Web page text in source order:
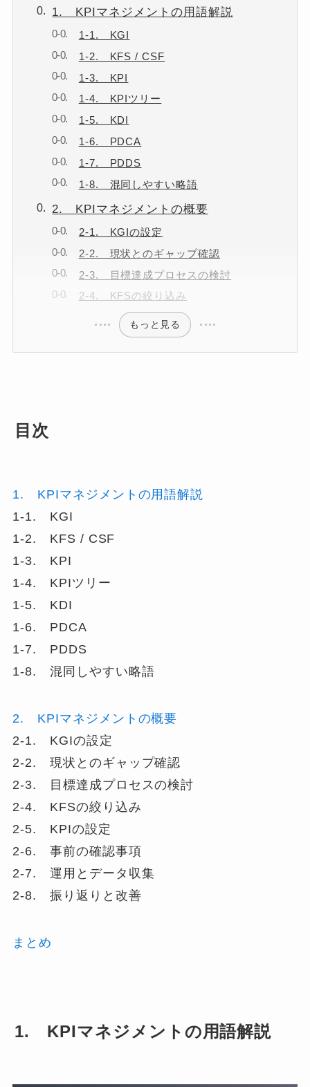
1. KPIマネジメントの用語解説
1-1. KGI
1-2. KFS / CSF
1-3. KPI
1-4. KPIツリー
1-5. KDI
1-6. PDCA
1-7. PDDS
1-8. 混同しやすい略語
2. KPIマネジメントの概要
2-1. KGIの設定
2-2. 現状とのギャップ確認
2-3. 目標達成プロセスの検討
2-4. KFSの絞り込み
もっと見る
目次
1. KPIマネジメントの用語解説
1-1. KGI
1-2. KFS / CSF
1-3. KPI
1-4. KPIツリー
1-5. KDI
1-6. PDCA
1-7. PDDS
1-8. 混同しやすい略語
2. KPIマネジメントの概要
2-1. KGIの設定
2-2. 現状とのギャップ確認
2-3. 目標達成プロセスの検討
2-4. KFSの絞り込み
2-5. KPIの設定
2-6. 事前の確認事項
2-7. 運用とデータ収集
2-8. 振り返りと改善
まとめ
1. KPIマネジメントの用語解説